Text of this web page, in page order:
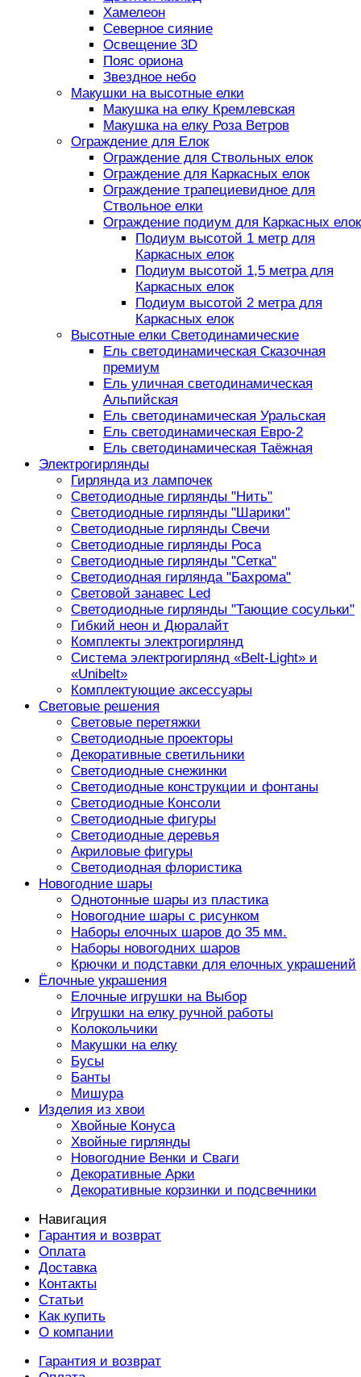
Хамелеон
Северное сияние
Освещение 3D
Пояс ориона
Звездное небо
Макушки на высотные елки
Макушка на елку Кремлевская
Макушка на елку Роза Ветров
Ограждение для Елок
Ограждение для Ствольных елок
Ограждение для Каркасных елок
Ограждение трапециевидное для
Ствольное елки
Ограждение подиум для Каркасных елок
Подиум высотой 1 метр для
Каркасных елок
Подиум высотой 1,5 метра для
Каркасных елок
Подиум высотой 2 метра для
Каркасных елок
Высотные елки Светодинамические
Ель светодинамическая Сказочная
премиум
Ель уличная светодинамическая
Альпийская
Ель светодинамическая Уральская
Ель светодинамическая Евро-2
Ель светодинамическая Таёжная
Электрогирлянды
Гирлянда из лампочек
Светодиодные гирлянды "Нить"
Светодиодные гирлянды "Шарики"
Светодиодные гирлянды Свечи
Светодиодные гирлянды Роса
Светодиодные гирлянды "Сетка"
Светодиодная гирлянда "Бахрома"
Световой занавес Led
Светодиодные гирлянды "Тающие сосульки"
Гибкий неон и Дюралайт
Комплекты электрогирлянд
Система электрогирлянд «Belt-Light» и
«Unibelt»
Комплектующие аксессуары
Световые решения
Световые перетяжки
Светодиодные проекторы
Декоративные светильники
Светодиодные снежинки
Светодиодные конструкции и фонтаны
Светодиодные Консоли
Светодиодные фигуры
Светодиодные деревья
Акриловые фигуры
Светодиодная флористика
Новогодние шары
Однотонные шары из пластика
Новогодние шары с рисунком
Наборы елочных шаров до 35 мм.
Наборы новогодних шаров
Крючки и подставки для елочных украшений
Ёлочные украшения
Елочные игрушки на Выбор
Игрушки на елку ручной работы
Колокольчики
Макушки на елку
Бусы
Банты
Мишура
Изделия из хвои
Хвойные Конуса
Хвойные гирлянды
Новогодние Венки и Сваги
Декоративные Арки
Декоративные корзинки и подсвечники
Навигация
Гарантия и возврат
Оплата
Доставка
Контакты
Статьи
Как купить
О компании
Гарантия и возврат